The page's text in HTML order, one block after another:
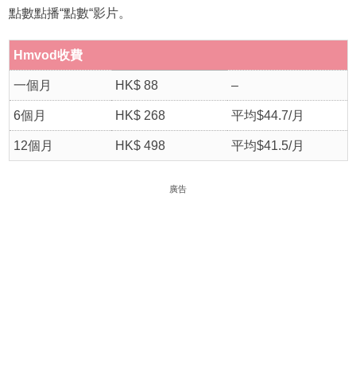
點數點播“點數“影片。
Hmvod收費
一個月 HK$ 88 –
6個月 HK$ 268 平均$44.7/月
12個月 HK$ 498 平均$41.5/月
廣告